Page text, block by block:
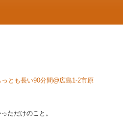
とも長い90分間@広島1-2市原
ただけのこと。